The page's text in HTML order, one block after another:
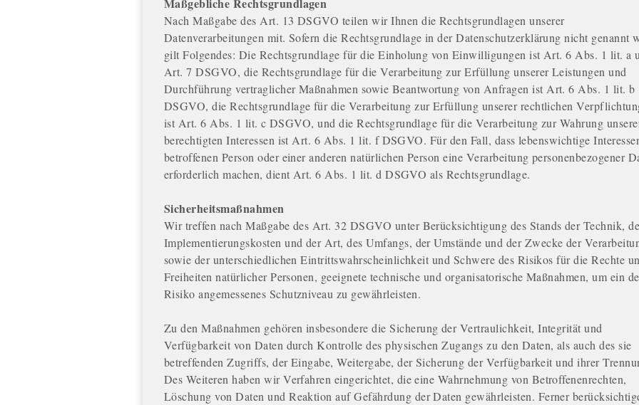
Nach Maßgabe des Art. 13 DSGVO teilen wir Ihnen die Rechtsgrundlagen unserer
Datenverarbeitungen mit. Sofern die Rechtsgrundlage in der Datenschutzerklärung nicht genannt
gilt Folgendes: Die Rechtsgrundlage für die Einholung von Einwilligungen ist Art. 6 Abs. 1 lit. a
Art. 7 DSGVO, die Rechtsgrundlage für die Verarbeitung zur Erfüllung unserer Leistungen und
Durchführung vertraglicher Maßnahmen sowie Beantwortung von Anfragen ist Art. 6 Abs. 1 lit. b
DSGVO, die Rechtsgrundlage für die Verarbeitung zur Erfüllung unserer rechtlichen
ist Art. 6 Abs. 1 lit. c DSGVO, und die Rechtsgrundlage für die Verarbeitung zur Wahrung
berechtigten Interessen ist Art. 6 Abs. 1 lit. f DSGVO. Für den Fall, dass lebenswichtige
betroffenen Person oder einer anderen natürlichen Person eine Verarbeitung personenbezogener
erforderlich machen, dient Art. 6 Abs. 1 lit. d DSGVO als Rechtsgrundlage.
Sicherheitsmaßnahmen
Wir treffen nach Maßgabe des Art. 32 DSGVO unter Berücksichtigung des Stands der Technik,
Implementierungskosten und der Art, des Umfangs, der Umstände und der Zwecke der
sowie der unterschiedlichen Eintrittswahrscheinlichkeit und Schwere des Risikos für die Rechte
Freiheiten natürlicher Personen, geeignete technische und organisatorische Maßnahmen, um ein
Risiko angemessenes Schutzniveau zu gewährleisten.
Zu den Maßnahmen gehören insbesondere die Sicherung der Vertraulichkeit, Integrität und
Verfügbarkeit von Daten durch Kontrolle des physischen Zugangs zu den Daten, als auch des sie
betreffenden Zugriffs, der Eingabe, Weitergabe, der Sicherung der Verfügbarkeit und ihrer
Des Weiteren haben wir Verfahren eingerichtet, die eine Wahrnehmung von Betroffenenrechten,
Löschung von Daten und Reaktion auf Gefährdung der Daten gewährleisten. Ferner